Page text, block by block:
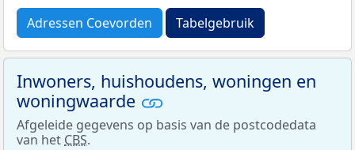
Adressen Coevorden Tabelgebruik
Inwoners, huishoudens, woningen en
woningwaarde
Afgeleide gegevens op basis van de postcodedata
van het CBS.